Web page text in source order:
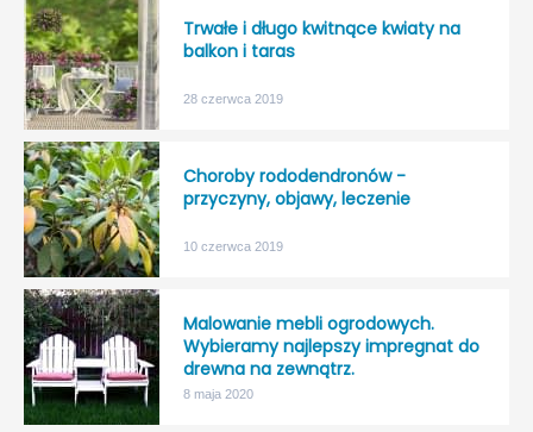
Trwałe i długo kwitnące kwiaty na
balkon i taras
28 czerwca 2019
Choroby rododendronów -
przyczyny, objawy, leczenie
10 czerwca 2019
Malowanie mebli ogrodowych.
Wybieramy najlepszy impregnat do
drewna na zewnątrz.
8 maja 2020